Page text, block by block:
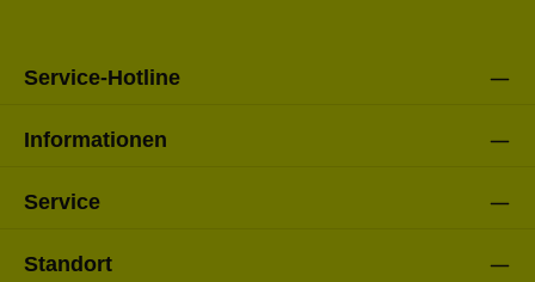
Service-Hotline
Informationen
Service
Standort